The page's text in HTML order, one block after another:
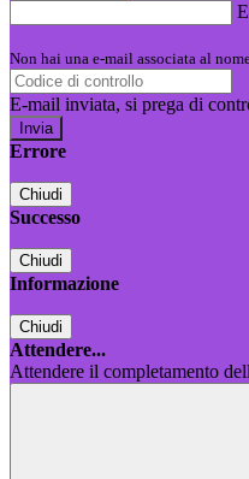
Non hai una e-mail associata al
E-mail inviata, si prega di
Errore
Chiudi
Successo
Chiudi
Informazione
Chiudi
Attendere...
Attendere il completamento